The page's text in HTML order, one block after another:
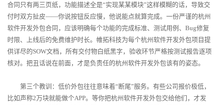
合同只有两三页纸，功能描述全是“实现某某模块”这样模糊的话，导致交
付时双方扯皮——你说按钮反应慢，他说能点就算完成。一份严谨的杭州
软件开发外包合同，应该明确每个功能的完成标准、测试用例、Bug修复
时限、上线后的免费维护时长。帷拓科技为每个杭州软件开发外包项目提
供详尽的SOW文档，所有交付物白纸黑字，验收环节严格按测试报告逐项
核对。把丑话说在前面，才是负责任的杭州软件开发外包该有的姿态。
第三个教训：低价外包往往意味着“断尾”服务。有些公司报价极低，
比如声称2万块就能做个APP。等你把杭州软件开发外包交给他们，才发